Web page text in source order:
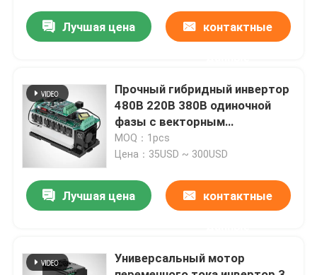
Наша фабрика
контроль качества
Отправить запрос
Переменный инвертор частоты
Трехфазный инвертор
Лучшая цена контактные
Прочный гибридный инвертор
480В 220В 380В одиночной
фазы с векторным
управлением
MOQ：1pcs
Цена：35USD ~ 300USD
Лучшая цена контактные
Универсальный мотор